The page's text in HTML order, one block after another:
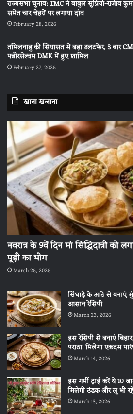
राज्यसभा चुनाव: TMC ने बाबुल सुप्रियो-राजीव
समेत चार चेहरों पर लगाया दांव
February 28, 2026
तमिलनाडु की सियासत में बड़ा उलटफेर, 3 बार
पन्नीरसेल्वम DMK में हुए शामिल
February 27, 2026
खाना खजाना
नवरात्र के 9वें दिन मां सिद्धिदात्री
पूड़ी का भोग
March 26, 2026
सिंघाड़े के आटे से बनाएं
आसान रेसिपी
March 23, 2026
इस रेसिपी से बनाएं
पराठा, मिलेगा एकदम
March 14, 2026
इस गर्मी ट्राई करें ये 10
मिलेगी ठंडक और लू भी
March 13, 2026